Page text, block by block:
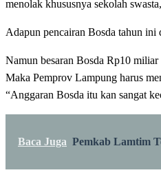
menolak khususnya sekolah
Adapun pencairan Bosda tahun ini
Namun besaran Bosda Rp10
Maka Pemprov Lampung harus
“Anggaran Bosda itu kan sangat
Baca Juga Pemkab Lamtim